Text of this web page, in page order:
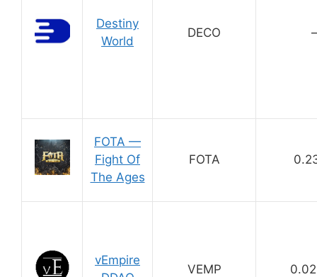
Destiny
World
DECO –
FOTA —
Fight Of
The Ages
FOTA
vEmpire
VEMP